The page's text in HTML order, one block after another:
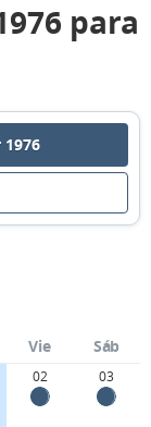
para
Vie Sáb
02 03